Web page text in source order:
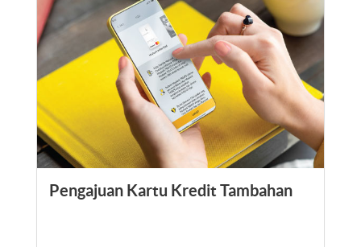
Pengajuan Kartu Kredit Tambahan